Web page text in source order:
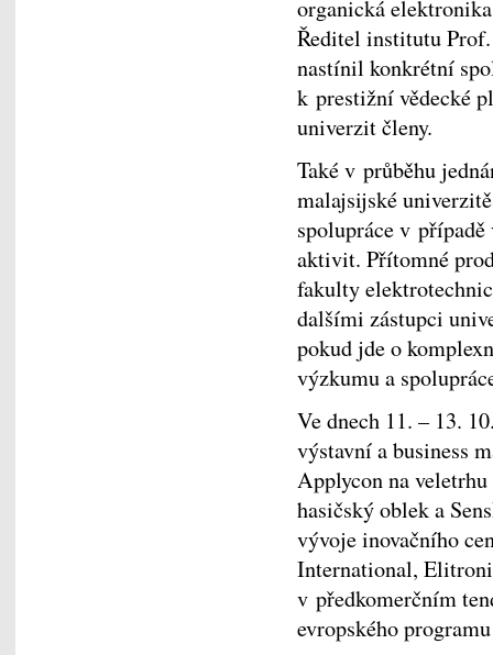
organická
Ředitel institutu
nastínil konkrétní
k prestižní vědecké
univerzit členy.
Také v průběhu
malajsijské
spolupráce v
aktivit. Přítomné
fakulty
dalšími zástupci
pokud jde o
výzkumu a
Ve dnech 11. – 13.
výstavní a business
Applycon na
hasičský oblek a
vývoje inovačního
International,
v předkomerčním
evropského